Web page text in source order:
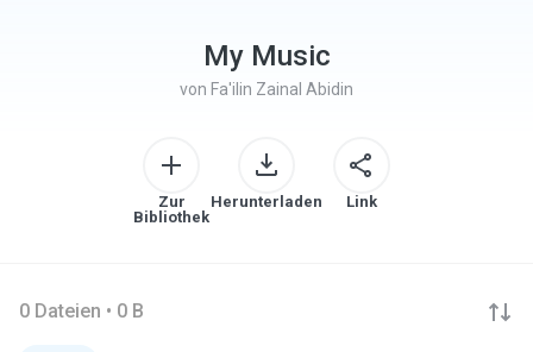
My Music
von Fa'ilin Zainal Abidin
Zur
Bibliothek
Herunterladen Link
0 Dateien • 0 B